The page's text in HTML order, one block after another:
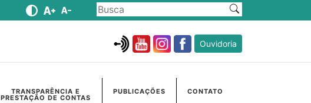
Ouvidoria
TRANSPARÊNCIA E
PRESTAÇÃO DE CONTAS
PUBLICAÇÕES CONTATO